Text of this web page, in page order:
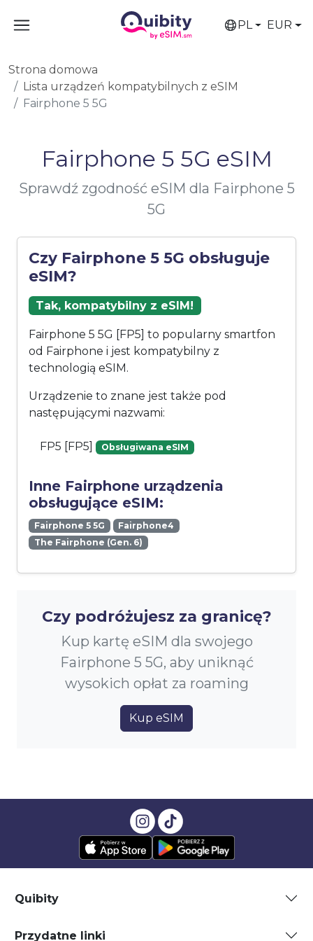
PL EUR
Strona domowa
Lista urządzeń kompatybilnych z eSIM
Fairphone 5 5G
Fairphone 5 5G eSIM
Sprawdź zgodność eSIM dla Fairphone 5
5G
Czy Fairphone 5 5G obsługuje
eSIM?
Tak, kompatybilny z eSIM!
Fairphone 5 5G [FP5] to popularny smartfon
od Fairphone i jest kompatybilny z
technologią eSIM.
Urządzenie to znane jest także pod
następującymi nazwami:
FP5 [FP5] Obsługiwana eSIM
Inne Fairphone urządzenia
obsługujące eSIM:
Fairphone 5 5G
Fairphone4
The Fairphone (Gen. 6)
Czy podróżujesz za granicę?
Kup kartę eSIM dla swojego
Fairphone 5 5G, aby uniknąć
wysokich opłat za roaming
Kup eSIM
Quibity
Przydatne linki